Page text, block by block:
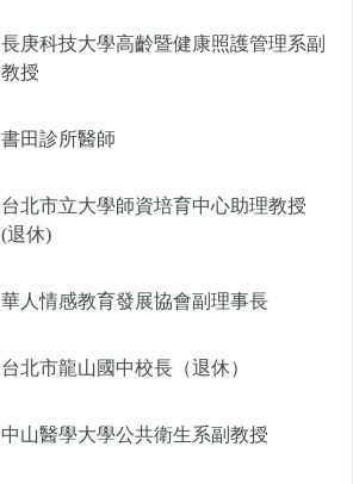
長庚科技大學高齡暨健康照護管理系副
教授
書田診所醫師
台北市立大學師資培育中心助理教授
(退休)
華人情感教育發展協會副理事長
台北市龍山國中校長（退休）
中山醫學大學公共衛生系副教授